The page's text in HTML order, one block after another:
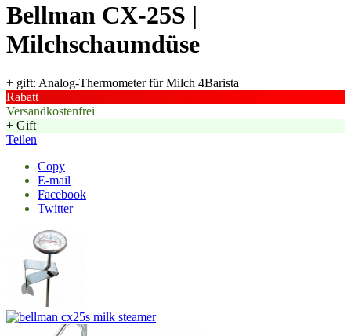
Bellman CX-25S |
Milchschaumdüse
+ gift: Analog-Thermometer für Milch 4Barista
Rabatt
Versandkostenfrei
+ Gift
Teilen
Copy
E-mail
Facebook
Twitter